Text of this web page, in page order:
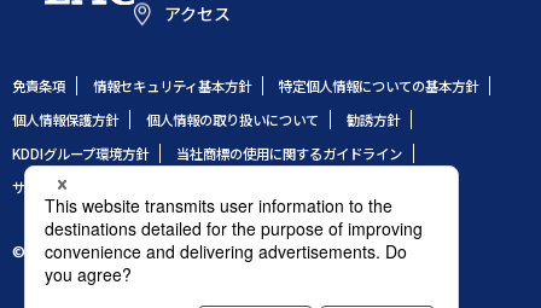
アクセス
免責条項 情報セキュリティ基本方針
特定個人情報についての基本方針
個人情報保護方針
個人情報の取り扱いについて
勧誘方針
KDDIグループ環境方針
当社商標の使用に関するガイドライン
サイトのご利用条件
© 1995 LAC Co., Ltd.